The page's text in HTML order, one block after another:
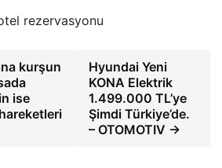
kurşun
ise
Hyundai Yeni
KONA Elektrik
1.499.000 TL’ye
Şimdi Türkiye’de.
– OTOMOTIV →